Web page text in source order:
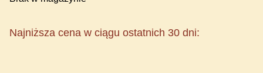
Najniższa cena w ciągu ostatnich 30 dni: